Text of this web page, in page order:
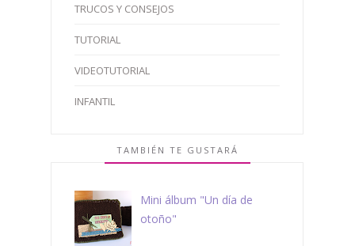
TRUCOS Y CONSEJOS
TUTORIAL
VIDEOTUTORIAL
INFANTIL
TAMBIÉN TE GUSTARÁ
Mini álbum "Un día de
otoño"